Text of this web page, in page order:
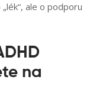
ale o podporu
na